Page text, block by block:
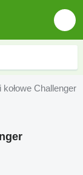
kołowe Challenger